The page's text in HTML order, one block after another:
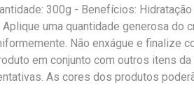
300g - Benefícios:
uma quantidade generosa do
Não enxágue e finalize
em conjunto com outros itens da
As cores dos produtos